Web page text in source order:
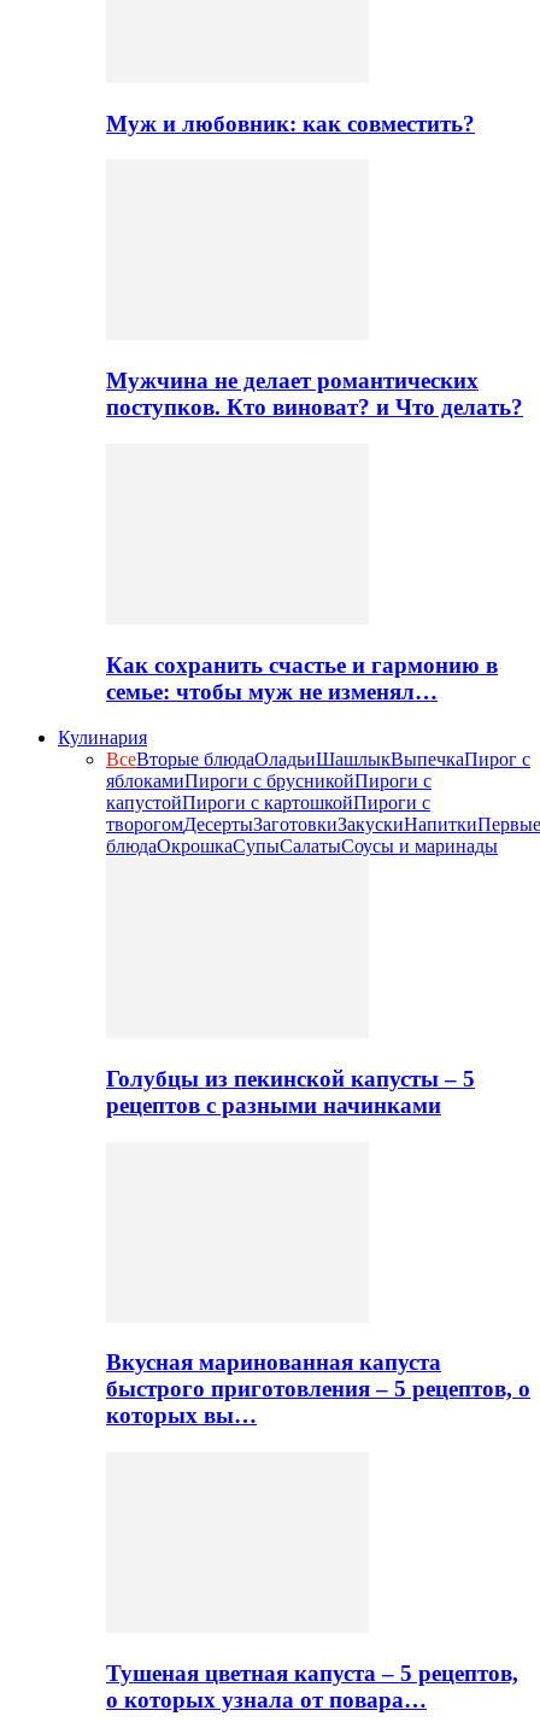
Муж и любовник: как совместить?
Мужчина не делает романтических
поступков. Кто виноват? и Что делать?
Как сохранить счастье и гармонию в
семье: чтобы муж не изменял…
Кулинария
ВсеВторые блюдаОладьиШашлыкВыпечкаПирог с
яблокамиПироги с брусникойПироги с
капустойПироги с картошкойПироги с
творогомДесертыЗаготовкиЗакускиНапиткиПервые
блюдаОкрошкаСупыСалатыСоусы и маринады
Голубцы из пекинской капусты – 5
рецептов с разными начинками
Вкусная маринованная капуста
быстрого приготовления – 5 рецептов, о
которых вы…
Тушеная цветная капуста – 5 рецептов,
о которых узнала от повара…